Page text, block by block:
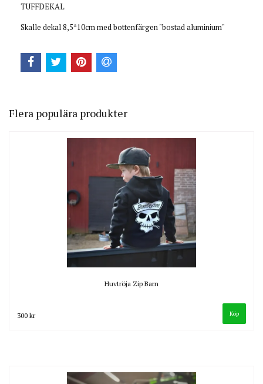
TUFFDEKAL
Skalle dekal 8,5*10cm med bottenfärgen "bostad aluminium"
Flera populära produkter
Huvtröja Zip Barn
300 kr Köp